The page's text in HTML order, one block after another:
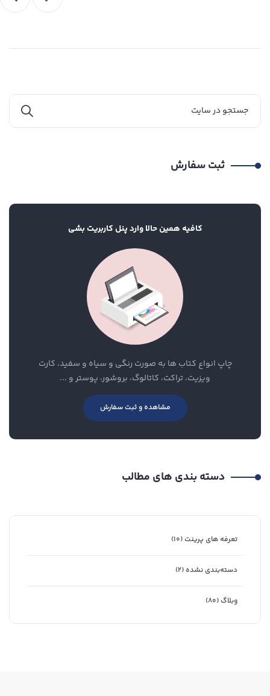
ثبت سفارش
کافیه همین حالا وارد پنل کاربریت بشی
چاپ انواع کتاب ها به صورت رنگی و سیاه و سفید، کارت
ویزیت، تراکت، کاتالوگ، بروشور، پوستر و ...
مشاهده و ثبت سفارش
دسته بندی های مطالب
تعرفه های پرینت (۱۰)
دسته‌بندی نشده (۲)
وبلاگ (۸۰)